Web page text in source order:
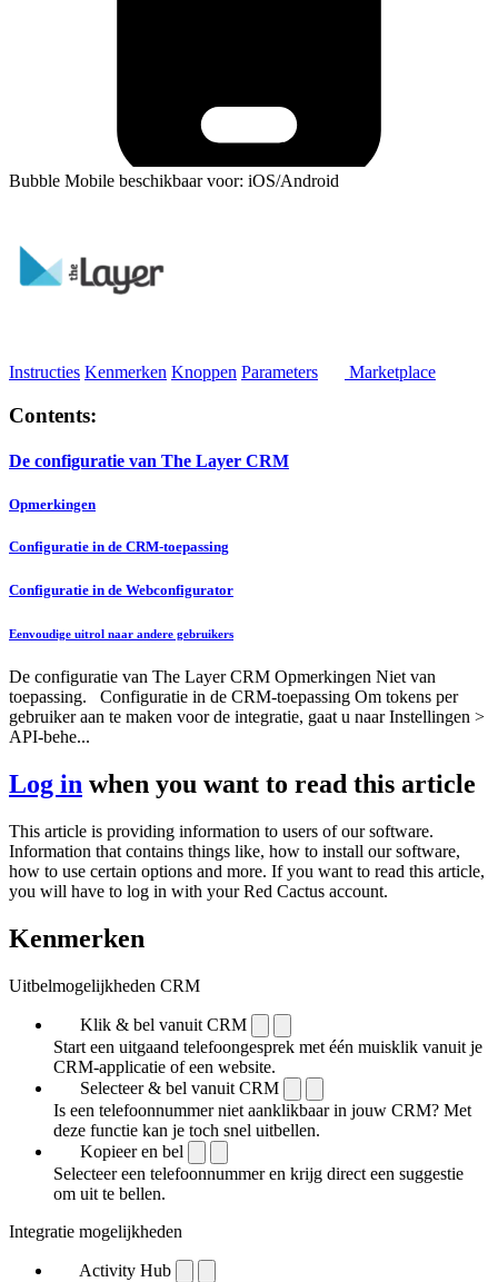
Bubble Mobile beschikbaar voor: iOS/Android
Instructies Kenmerken Knoppen Parameters Marketplace
Contents:
De configuratie van The Layer CRM
Opmerkingen
Configuratie in de CRM-toepassing
Configuratie in de Webconfigurator
Eenvoudige uitrol naar andere gebruikers
De configuratie van The Layer CRM Opmerkingen Niet van
toepassing. Configuratie in de CRM-toepassing Om tokens per
gebruiker aan te maken voor de integratie, gaat u naar Instellingen >
API-behe...
Log in when you want to read this article
This article is providing information to users of our software.
Information that contains things like, how to install our software,
how to use certain options and more. If you want to read this article,
you will have to log in with your Red Cactus account.
Kenmerken
Uitbelmogelijkheden CRM
Klik & bel vanuit CRM
Start een uitgaand telefoongesprek met één muisklik vanuit je
CRM-applicatie of een website.
Selecteer & bel vanuit CRM
Is een telefoonnummer niet aanklikbaar in jouw CRM? Met
deze functie kan je toch snel uitbellen.
Kopieer en bel
Selecteer een telefoonnummer en krijg direct een suggestie
om uit te bellen.
Integratie mogelijkheden
Activity Hub